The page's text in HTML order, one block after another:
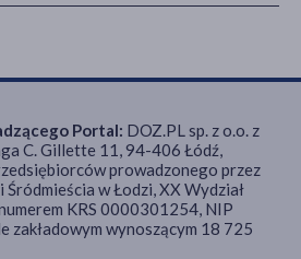
Portal: DOZ.PL sp. z o.o. z
C. Gillette 11, 94-406 Łódź,
prowadzonego przez
w Łodzi, XX Wydział
KRS 0000301254, NIP
zakładowym wynoszącym 18 725